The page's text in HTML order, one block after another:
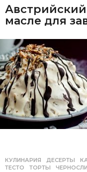
масле для
КУЛИНАРИЯ ДЕСЕРТЫ ,
ТЕСТО
,ТОРТЫ ,